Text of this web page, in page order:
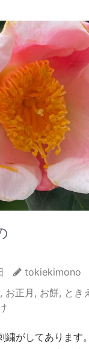
tokiekimono
, お正月 , お餅, とき
繍がしてあります